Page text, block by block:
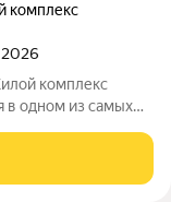
комплекс
2026
комплекс
в одном из самых
и нетронутую